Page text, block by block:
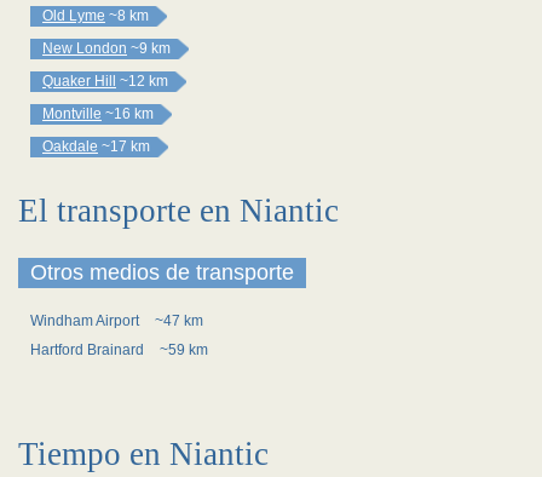
Old Lyme ~8 km
New London ~9 km
Quaker Hill
~12 km
Montville ~16 km
Oakdale ~17 km
El transporte en Niantic
Otros medios de transporte
Windham Airport
~47 km
Hartford Brainard
~59 km
Tiempo en Niantic